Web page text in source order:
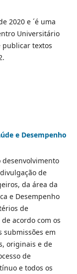
2020 e ´é uma
Universitário
publicar textos
e Desempenho
desenvolvimento
de
da área da
e Desempenho
de
acordo com os
submissões em
originais e de
de
e todos os